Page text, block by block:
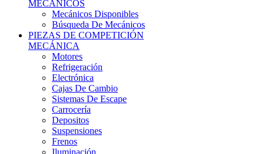
NEUMÁTICOS DE ASFALTO
Asfalto 13 O Menos
Asfalto 14p
Asfalto 15p
Asfalto 16p
Asfalto 17p
Asfalto >= 18p
NEUMÁTICOS DE TIERRA
Tierra 13 O Menos
Tierra 14p
Tierra >= 15p
Offroad Y 4x4
OTROS NEUMÁTICOS
Otros Tipos De Neumáticos